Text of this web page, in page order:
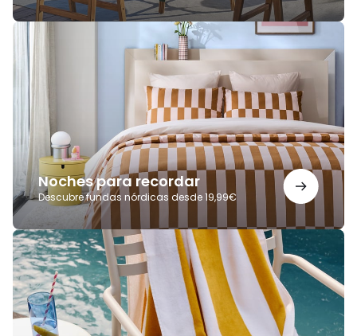
Noches para recordar
Descubre fundas nórdicas desde 19,99€
Noches
para
recordar
¿Playa
o
piscina?